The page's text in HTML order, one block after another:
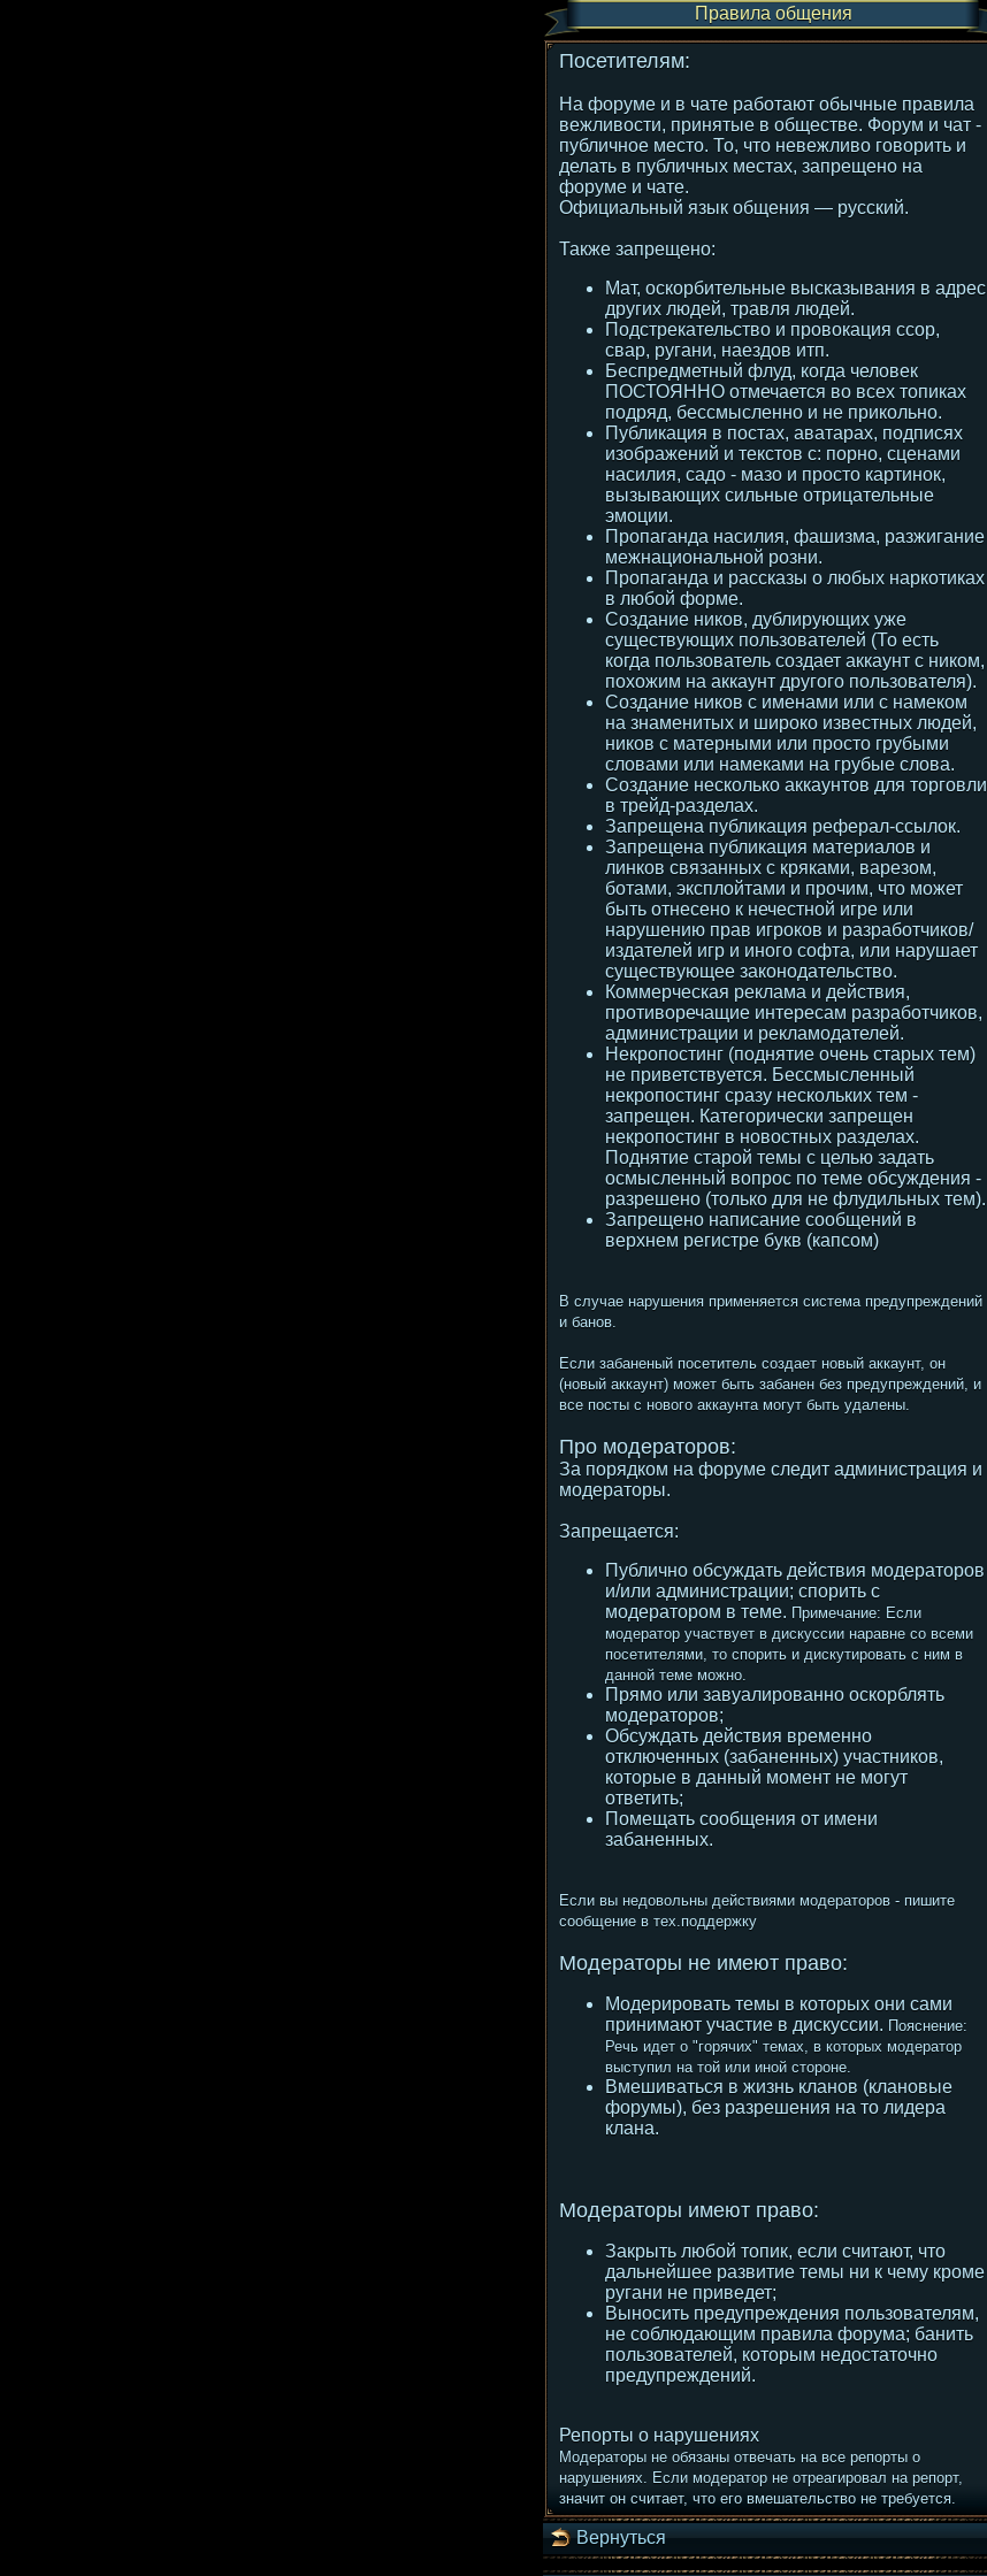
Правила общения
Посетителям:
На форуме и в чате работают обычные правила
вежливости, принятые в обществе. Форум и чат -
публичное место. То, что невежливо говорить и
делать в публичных местах, запрещено на
форуме и чате.
Официальный язык общения — русский.
Также запрещено:
Мат, оскорбительные высказывания в адрес
других людей, травля людей.
Подстрекательство и провокация ссор,
свар, ругани, наездов итп.
Беспредметный флуд, когда человек
ПОСТОЯННО отмечается во всех топиках
подряд, бессмысленно и не прикольно.
Публикация в постах, аватарах, подписях
изображений и текстов с: порно, сценами
насилия, садо - мазо и просто картинок,
вызывающих сильные отрицательные
эмоции.
Пропаганда насилия, фашизма, разжигание
межнациональной розни.
Пропаганда и рассказы о любых наркотиках
в любой форме.
Создание ников, дублирующих уже
существующих пользователей (То есть
когда пользователь создает аккаунт с ником,
похожим на аккаунт другого пользователя).
Создание ников с именами или с намеком
на знаменитых и широко известных людей,
ников с матерными или просто грубыми
словами или намеками на грубые слова.
Создание несколько аккаунтов для торговли
в трейд-разделах.
Запрещена публикация реферал-ссылок.
Запрещена публикация материалов и
линков связанных с кряками, варезом,
ботами, эксплойтами и прочим, что может
быть отнесено к нечестной игре или
нарушению прав игроков и разработчиков/
издателей игр и иного софта, или нарушает
существующее законодательство.
Коммерческая реклама и действия,
противоречащие интересам разработчиков,
администрации и рекламодателей.
Некропостинг (поднятие очень старых тем)
не приветствуется. Бессмысленный
некропостинг сразу нескольких тем -
запрещен. Категорически запрещен
некропостинг в новостных разделах.
Поднятие старой темы с целью задать
осмысленный вопрос по теме обсуждения -
разрешено (только для не флудильных тем).
Запрещено написание сообщений в
верхнем регистре букв (капсом)
В случае нарушения применяется система предупреждений
и банов.
Если забаненый посетитель создает новый аккаунт, он
(новый аккаунт) может быть забанен без предупреждений, и
все посты с нового аккаунта могут быть удалены.
Про модераторов:
За порядком на форуме следит администрация и
модераторы.
Запрещается:
Публично обсуждать действия модераторов
и/или администрации; спорить с
модератором в теме. Примечание: Если
модератор участвует в дискуссии наравне со всеми
посетителями, то спорить и дискутировать с ним в
данной теме можно.
Прямо или завуалированно оскорблять
модераторов;
Обсуждать действия временно
отключенных (забаненных) участников,
которые в данный момент не могут
ответить;
Помещать сообщения от имени
забаненных.
Если вы недовольны действиями модераторов - пишите
сообщение в тех.поддержку
Модераторы не имеют право:
Модерировать темы в которых они сами
принимают участие в дискуссии. Пояснение:
Речь идет о "горячих" темах, в которых модератор
выступил на той или иной стороне.
Вмешиваться в жизнь кланов (клановые
форумы), без разрешения на то лидера
клана.
Модераторы имеют право:
Закрыть любой топик, если считают, что
дальнейшее развитие темы ни к чему кроме
ругани не приведет;
Выносить предупреждения пользователям,
не соблюдающим правила форума; банить
пользователей, которым недостаточно
предупреждений.
Репорты о нарушениях
Модераторы не обязаны отвечать на все репорты о
нарушениях. Если модератор не отреагировал на репорт,
значит он считает, что его вмешательство не требуется.
Вернуться